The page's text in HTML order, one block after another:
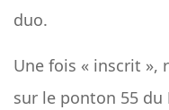
duo.
Une fois « inscrit »,
sur le ponton 55 du